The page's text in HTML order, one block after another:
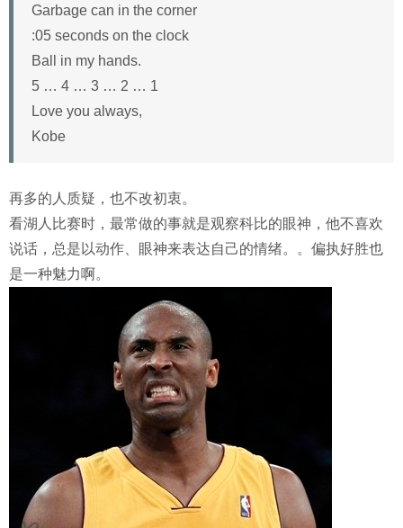
Garbage can in the corner
:05 seconds on the clock
Ball in my hands.
5 … 4 … 3 … 2 … 1
Love you always,
Kobe
再多的人质疑，也不改初衷。
看湖人比赛时，最常做的事就是观察科比的眼神，他不喜欢
说话，总是以动作、眼神来表达自己的情绪。。偏执好胜也
是一种魅力啊。